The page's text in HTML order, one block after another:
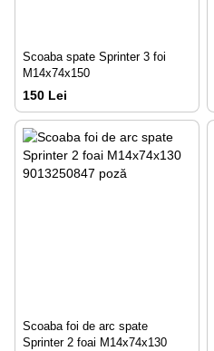
Scoaba spate Sprinter 3 foi
M14x74x150
150 Lei
Scoaba foi de arc spate
Sprinter 2 foai M14x74x130